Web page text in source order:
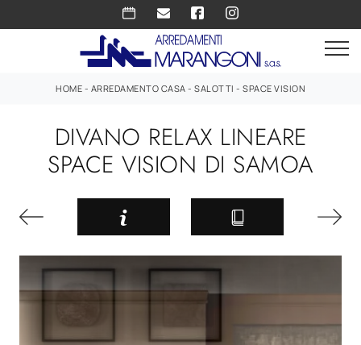
HOME - ARREDAMENTO CASA - SALOTTI - SPACE VISION
DIVANO RELAX LINEARE
SPACE VISION DI SAMOA